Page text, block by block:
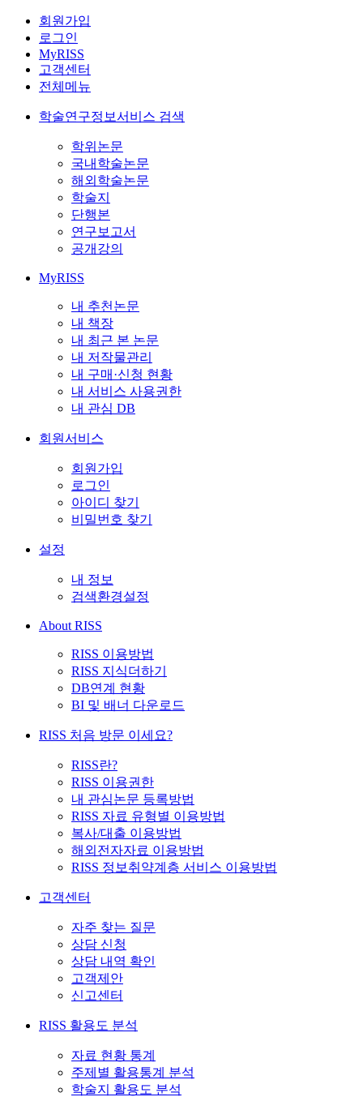
회원가입
로그인
MyRISS
고객센터
전체메뉴
학술연구정보서비스 검색
학위논문
국내학술논문
해외학술논문
학술지
단행본
연구보고서
공개강의
MyRISS
내 추천논문
내 책장
내 최근 본 논문
내 저작물관리
내 구매·신청 현황
내 서비스 사용권한
내 관심 DB
회원서비스
회원가입
로그인
아이디 찾기
비밀번호 찾기
설정
내 정보
검색환경설정
About RISS
RISS 이용방법
RISS 지식더하기
DB연계 현황
BI 및 배너 다운로드
RISS 처음 방문 이세요?
RISS란?
RISS 이용권한
내 관심논문 등록방법
RISS 자료 유형별 이용방법
복사/대출 이용방법
해외전자자료 이용방법
RISS 정보취약계층 서비스 이용방법
고객센터
자주 찾는 질문
상담 신청
상담 내역 확인
고객제안
신고센터
RISS 활용도 분석
자료 현황 통계
주제별 활용통계 분석
학술지 활용도 분석